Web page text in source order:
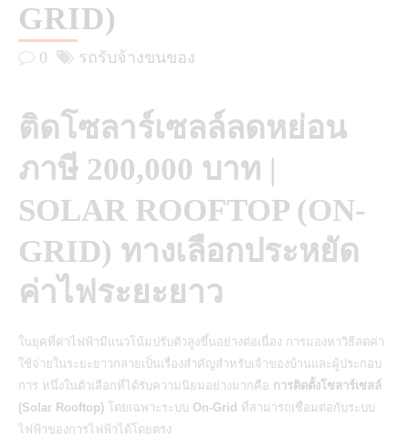
GRID)
0 รถรับจ้างขนของ
ติดโซลาร์เซลล์ลดหย่อน
ภาษี 200,000 บาท |
SOLAR ROOFTOP (ON-
GRID) ทางเลือกประหยัด
ค่าไฟระยะยาว
ในยุคที่ค่าไฟฟ้ามีแนวโน้มปรับตัวสูงขึ้นอย่างต่อเนื่อง การมองหาวิธีลดค่า
ใช้จ่ายในระยะยาวกลายเป็นเรื่องสำคัญสำหรับเจ้าของบ้านและผู้ประกอบ
การ หนึ่งในตัวเลือกที่ได้รับความนิยมอย่างมากคือ การติดตั้งโซลาร์เซลล์
(Solar Rooftop) โดยเฉพาะระบบ On-Grid ที่สามารถเชื่อมต่อกับระบบ
ไฟฟ้าของการไฟฟ้าได้โดยตรง